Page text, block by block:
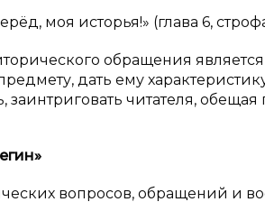
моя исторья!» (глава 6,
обращения
дать ему
заинтриговать читателя,
вопросов, обращений и